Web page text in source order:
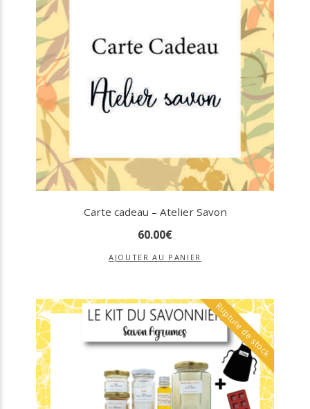
Carte cadeau – Atelier Savon
60.00€
AJOUTER AU PANIER
Rupture de stock